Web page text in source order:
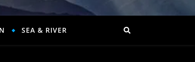
SEA & RIVER